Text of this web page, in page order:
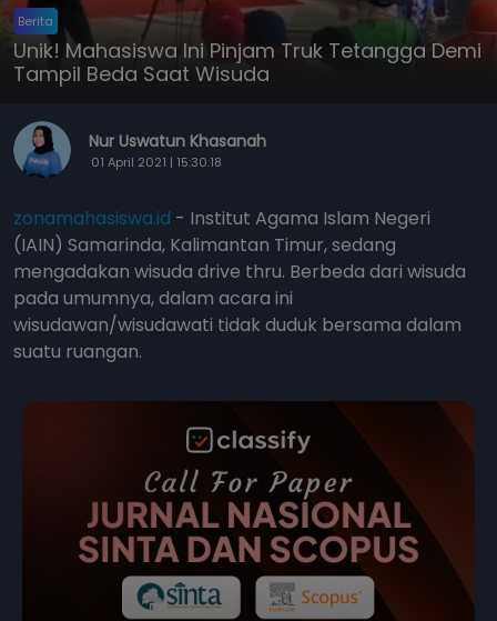
Berita
Unik! Mahasiswa Ini Pinjam Truk Tetangga Demi
Tampil Beda Saat Wisuda
Nur Uswatun Khasanah
01 April 2021 | 15:30:18
zonamahasiswa.id - Institut Agama Islam Negeri
(IAIN) Samarinda, Kalimantan Timur, sedang
mengadakan wisuda drive thru. Berbeda dari wisuda
pada umumnya, dalam acara ini
wisudawan/wisudawati tidak duduk bersama dalam
suatu ruangan.